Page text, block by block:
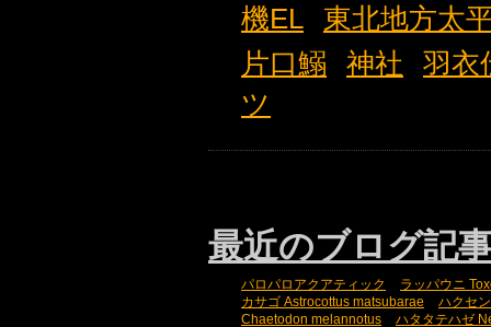
機EL
東北地方太
片口鰯
神社
羽衣
ツ
最近のブログ記
パロパロアクアティック
ラッパウニ
カサゴ Astrocottus matsubarae
ハクセ
Chaetodon melannotus
ハタタテハゼ